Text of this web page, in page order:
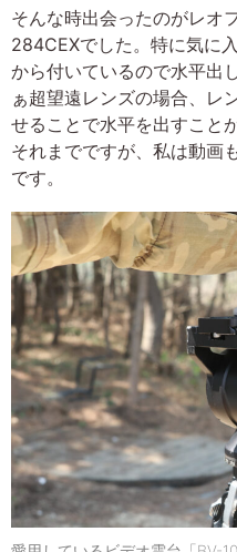
そんな時出会ったのがレオ
284CEXでした。特に気に
から付いているので水平出
ぁ超望遠レンズの場合、レ
せることで水平を出すこと
それまでですが、私は動画
です。